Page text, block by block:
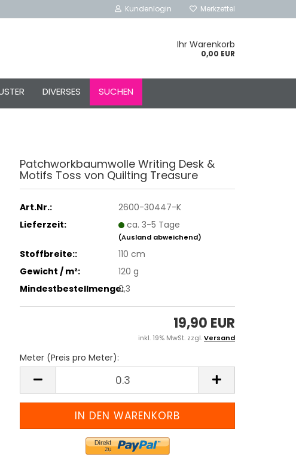
Kundenlogin
Konto erstellen
Schnelle Anmeldung mit
Merkzettel
Ihr Warenkorb
0,00 EUR
DIVERSES SUCHEN
Patchworkbaumwolle Writing Desk &
Motifs Toss von Quilting Treasure
Art.Nr.:
2600-30447-K
Lieferzeit:
ca. 3-5 Tage
(Ausland abweichend)
Stoffbreite::
110 cm
Gewicht / m²:
120 g
Mindestbestellmenge:0,3
19,90 EUR
inkl. 19% MwSt. zzgl.Versand
Meter (Preis pro Meter):
Meter
(Preis
pro